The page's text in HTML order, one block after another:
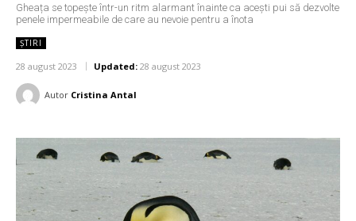
Gheața se topește într-un ritm alarmant înainte ca acești pui să dezvolte
penele impermeabile de care au nevoie pentru a înota
ȘTIRI
28 august 2023 Updated: 28 august 2023
Autor Cristina Antal